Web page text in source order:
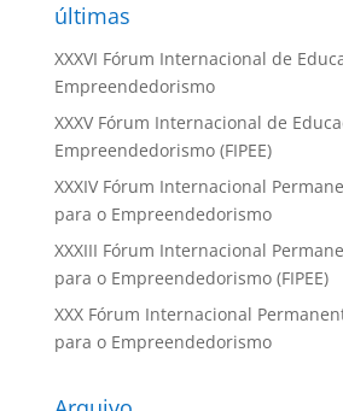
últimas
XXXVI Fórum Internacional de
Empreendedorismo
XXXV Fórum Internacional de
Empreendedorismo (FIPEE)
XXXIV Fórum Internacional
para o Empreendedorismo
XXXIII Fórum Internacional
para o Empreendedorismo (FIPEE)
XXX Fórum Internacional
para o Empreendedorismo